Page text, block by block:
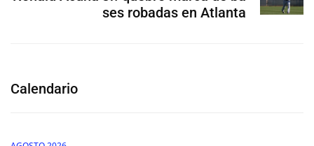
ses robadas en Atlanta
Calendario